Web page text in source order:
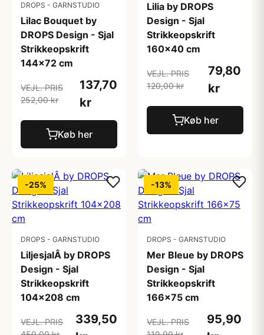
DROPS - GARNSTUDIO
Lilac Bouquet by
DROPS Design - Sjal
Strikkeopskrift
144x72 cm
VEJL. PRIS
252,00 kr
137,70
kr
Køb her
Lilia by DROPS
Design - Sjal
Strikkeopskrift
160x40 cm
VEJL. PRIS
120,00 kr
79,80
kr
Køb her
-25%
DROPS - GARNSTUDIO
LiljesjalÂ by DROPS
Design - Sjal
Strikkeopskrift
104x208 cm
VEJL. PRIS
339,50
-13%
DROPS - GARNSTUDIO
Mer Bleue by DROPS
Design - Sjal
Strikkeopskrift
166x75 cm
VEJL. PRIS
95,90